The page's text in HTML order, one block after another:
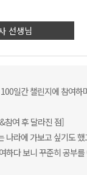
선생님
일간 챌린지에 참여
참여 후 달라진 점]
나라에 가보고 싶기도
하다 보니 꾸준히 공부